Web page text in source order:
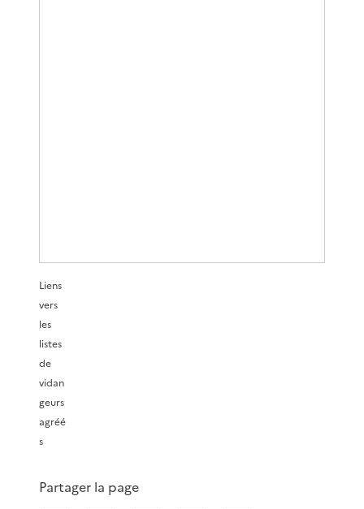
Liens
vers
les
listes
de
vidan
geurs
agréé
s
Partager la page